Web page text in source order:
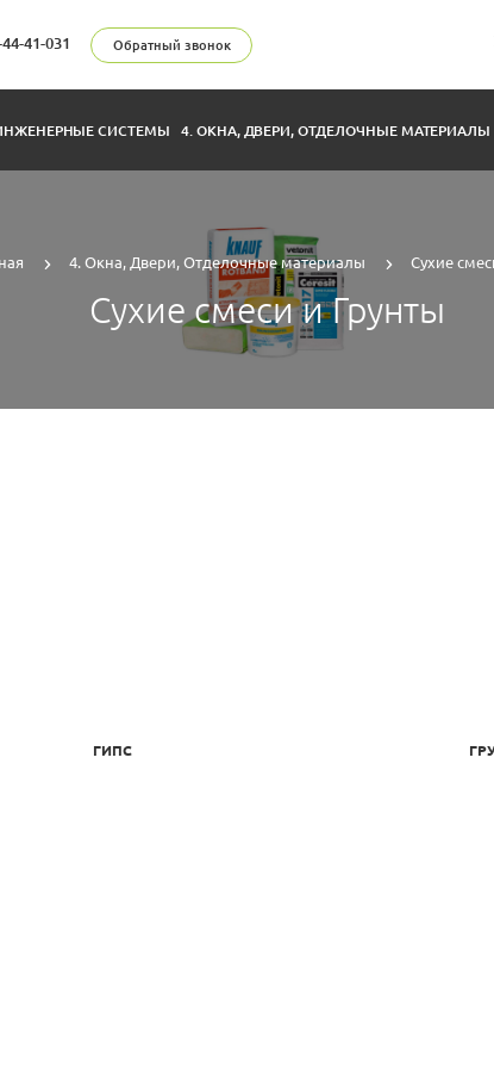
41-031 Обратный звонок
СИСТЕМЫ 4. ОКНА, ДВЕРИ, ОТДЕЛОЧНЫЕ МАТЕРИАЛЫ
4. Окна, Двери, Отделочные материалы Сухие
Сухие смеси и Грунты
ГИПС